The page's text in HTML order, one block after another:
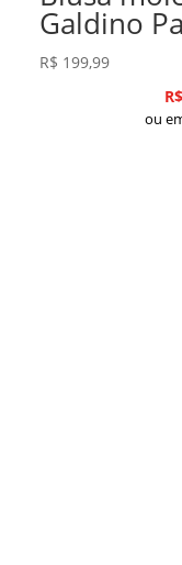
Galdino
R$ 199,99
R$
ou